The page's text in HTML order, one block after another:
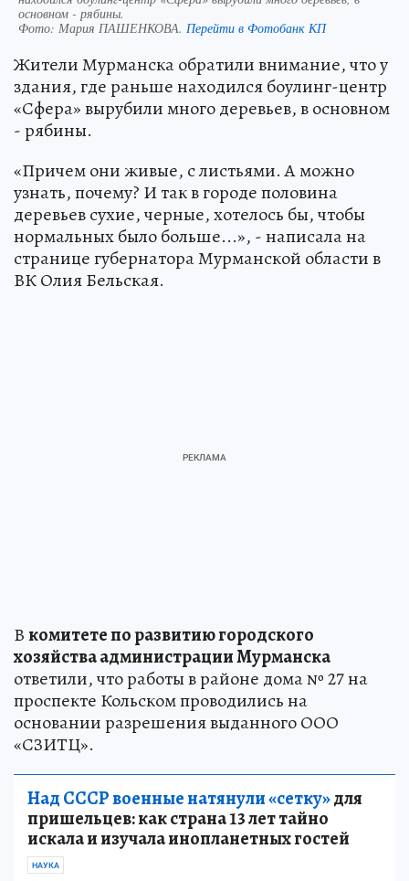
основном - рябины.
Фото: Мария ПАШЕНКОВА. Перейти в Фотобанк КП
Жители Мурманска обратили внимание, что у
здания, где раньше находился боулинг-центр
«Сфера» вырубили много деревьев, в основном
- рябины.
«Причем они живые, с листьями. А можно
узнать, почему? И так в городе половина
деревьев сухие, черные, хотелось бы, чтобы
нормальных было больше...», - написала на
странице губернатора Мурманской области в
ВК Олия Бельская.
Вкомитете по развитию городского
хозяйства администрации Мурманска
ответили, что работы в районе дома № 27 на
проспекте Кольском проводились на
основании разрешения выданного ООО
«СЗИТЦ».
Над СССР военные натянули «сетку»для
пришельцев: как страна 13 лет тайно
искала и изучала инопланетных гостей
НАУКА